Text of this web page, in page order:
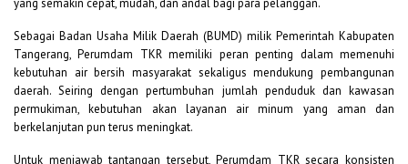
Sebagai Badan Usaha Milik Daerah (BUMD) milik Pemerintah Kabupaten
Tangerang, Perumdam TKR memiliki peran penting dalam memenuhi
kebutuhan air bersih masyarakat sekaligus mendukung pembangunan
daerah. Seiring dengan pertumbuhan jumlah penduduk dan kawasan
permukiman, kebutuhan akan layanan air minum yang aman dan
berkelanjutan pun terus meningkat.
Untuk menjawab tantangan tersebut, Perumdam TKR secara konsisten